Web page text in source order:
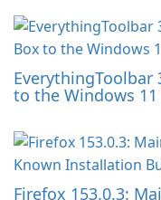
EverythingToolbar
to the Windows 11
Firefox 153.0.3: